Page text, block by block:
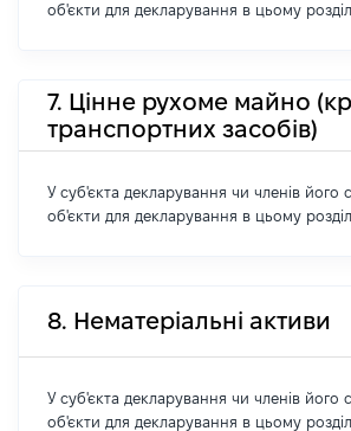
об'єкти для декларування в цьому
7. Цінне рухоме майно
транспортних засобів)
У суб'єкта декларування чи членів його
об'єкти для декларування в цьому
8. Нематеріальні активи
У суб'єкта декларування чи членів його
об'єкти для декларування в цьому